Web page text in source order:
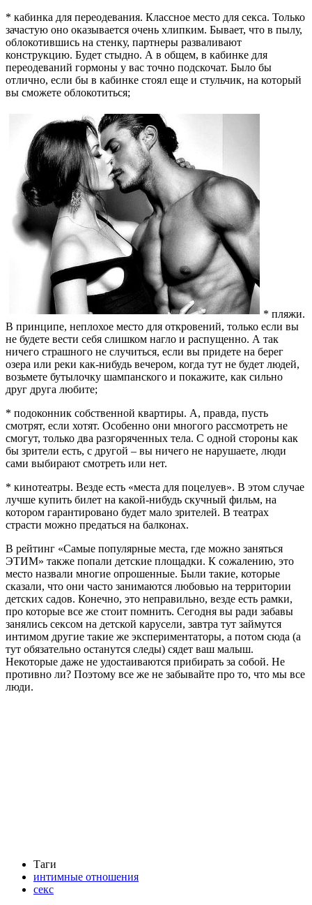
* кабинка для переодевания. Классное место для секса. Только
зачастую оно оказывается очень хлипким. Бывает, что в пылу,
облокотившись на стенку, партнеры разваливают
конструкцию. Будет стыдно. А в общем, в кабинке для
переодеваний гормоны у вас точно подскочат. Было бы
отлично, если бы в кабинке стоял еще и стульчик, на который
вы сможете облокотиться;
* пляжи.
В принципе, неплохое место для откровений, только если вы
не будете вести себя слишком нагло и распущенно. А так
ничего страшного не случиться, если вы придете на берег
озера или реки как-нибудь вечером, когда тут не будет людей,
возьмете бутылочку шампанского и покажите, как сильно
друг друга любите;
* подоконник собственной квартиры. А, правда, пусть
смотрят, если хотят. Особенно они многого рассмотреть не
смогут, только два разгоряченных тела. С одной стороны как
бы зрители есть, с другой – вы ничего не нарушаете, люди
сами выбирают смотреть или нет.
* кинотеатры. Везде есть «места для поцелуев». В этом случае
лучше купить билет на какой-нибудь скучный фильм, на
котором гарантировано будет мало зрителей. В театрах
страсти можно предаться на балконах.
В рейтинг «Самые популярные места, где можно заняться
ЭТИМ» также попали детские площадки. К сожалению, это
место назвали многие опрошенные. Были такие, которые
сказали, что они часто занимаются любовью на территории
детских садов. Конечно, это неправильно, везде есть рамки,
про которые все же стоит помнить. Сегодня вы ради забавы
занялись сексом на детской карусели, завтра тут займутся
интимом другие такие же экспериментаторы, а потом сюда (а
тут обязательно останутся следы) сядет ваш малыш.
Некоторые даже не удостаиваются прибирать за собой. Не
противно ли? Поэтому все же не забывайте про то, что мы все
люди.
Таги
интимные отношения
секс